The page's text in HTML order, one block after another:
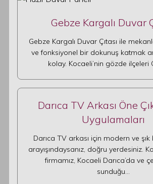
Gebze Kargalı Duvar
Gebze Kargalı Duvar Çıtası ile
ve fonksiyonel bir dokunuş katmak
kolay. Kocaeli’nin gözde ilçeleri
Darıca TV Arkası Öne
Uygulamaları
Darıca TV arkası için modern ve
arayışındaysanız, doğru yerdesiniz.
firmamız, Kocaeli Darıca’da ve
sunduğu…